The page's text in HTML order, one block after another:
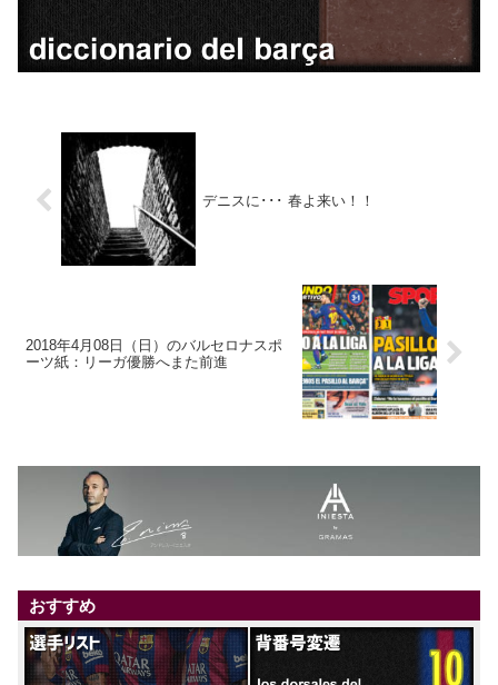
デニスに･･･ 春よ来い！！
2018年4月08日（日）のバルセロナスポ
ーツ紙：リーガ優勝へまた前進
おすすめ